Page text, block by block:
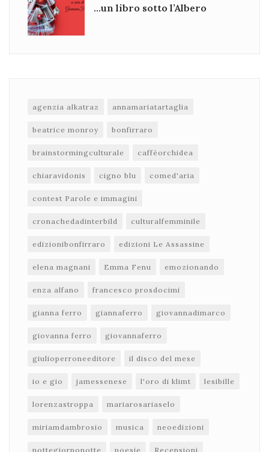
…un libro sotto l’Albero
agenzia alkatraz annamariatartaglia
beatrice monroy bonfirraro
brainstormingculturale caffèorchidea
chiaravidonis cigno blu comed'aria
contest Parole e immagini
cronachedadinterbild culturalfemminile
edizionibonfirraro edizioni Le Assassine
elena magnani Emma Fenu emozionando
enza alfano francesco prosdocimi
gianna ferro giannaferro giovannadimarco
giovanna ferro giovannaferro
giulioperroneeditore il disco del mese
io e gio jamessenese l'oro di klimt lesibille
lorenzastroppa mariarosariaselo
miriamdambrosio musica neoedizioni
nottegiornonotte poesie Recensioni